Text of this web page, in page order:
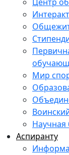
Мир
Научная
Аспиранту